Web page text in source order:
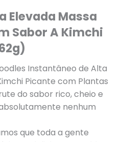
Elevada Massa
Sabor A Kimchi
Instantâneo de Alta
Picante com Plantas
do sabor rico, cheio e
nenhum
que toda a gente